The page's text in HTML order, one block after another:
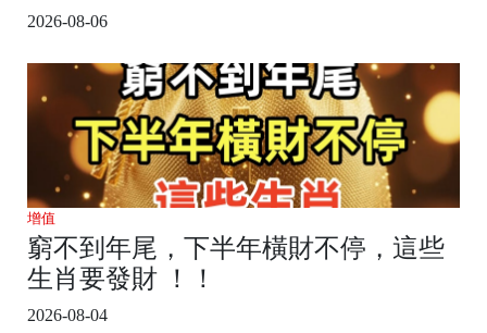
2026-08-06
增值
窮不到年尾，下半年橫財不停，這些
生肖要發財 ！！
2026-08-04